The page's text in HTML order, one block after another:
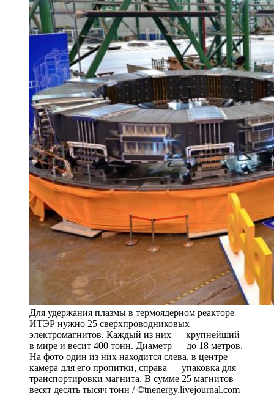
Для удержания плазмы в термоядерном реакторе
ИТЭР нужно 25 сверхпроводниковых
электромагнитов. Каждый из них — крупнейший
в мире и весит 400 тонн. Диаметр — до 18 метров.
На фото один из них находится слева, в центре —
камера для его пропитки, справа — упаковка для
транспортировки магнита. В сумме 25 магнитов
весят десять тысяч тонн / ©tnenergy.livejournal.com